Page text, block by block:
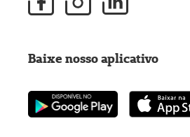
Baixe nosso aplicativo